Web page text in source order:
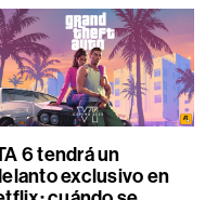
6 tendrá un
exclusivo en